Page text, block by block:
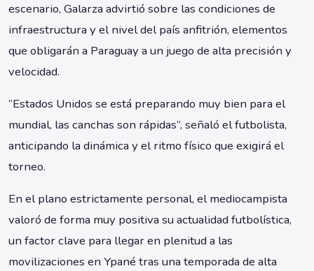
escenario, Galarza advirtió sobre las condiciones de
infraestructura y el nivel del país anfitrión, elementos
que obligarán a Paraguay a un juego de alta precisión y
velocidad.
“Estados Unidos se está preparando muy bien para el
mundial, las canchas son rápidas”, señaló el futbolista,
anticipando la dinámica y el ritmo físico que exigirá el
torneo.
En el plano estrictamente personal, el mediocampista
valoró de forma muy positiva su actualidad futbolística,
un factor clave para llegar en plenitud a las
movilizaciones en Ypané tras una temporada de alta